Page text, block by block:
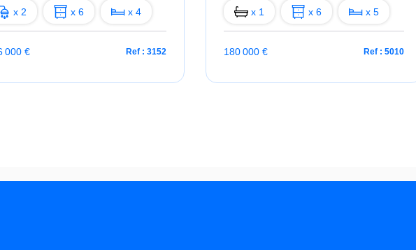
x 2 x 6 x 4
000 € Ref : 3152
x 1 x 6 x 5
180 000 € Ref : 5010